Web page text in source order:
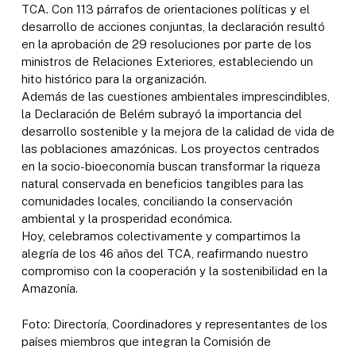
TCA. Con 113 párrafos de orientaciones políticas y el
desarrollo de acciones conjuntas, la declaración resultó
en la aprobación de 29 resoluciones por parte de los
ministros de Relaciones Exteriores, estableciendo un
hito histórico para la organización.
Además de las cuestiones ambientales imprescindibles,
la Declaración de Belém subrayó la importancia del
desarrollo sostenible y la mejora de la calidad de vida de
las poblaciones amazónicas. Los proyectos centrados
en la socio-bioeconomía buscan transformar la riqueza
natural conservada en beneficios tangibles para las
comunidades locales, conciliando la conservación
ambiental y la prosperidad económica.
Hoy, celebramos colectivamente y compartimos la
alegría de los 46 años del TCA, reafirmando nuestro
compromiso con la cooperación y la sostenibilidad en la
Amazonía.
Foto: Directoría, Coordinadores y representantes de los
países miembros que integran la Comisión de